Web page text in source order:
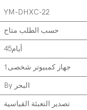
YM-DHXC-22
حسب الطلب متاح
أيام45
جهاز كمبيوتر شخصى1
By البحر
تصدير التعبئة القياسية